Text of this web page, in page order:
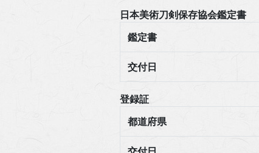
日本美術刀剣保存協会鑑定書
鑑定書
交付日
登録証
都道府県